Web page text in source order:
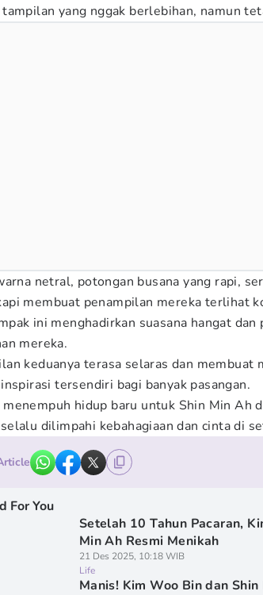
yang nggak berlebihan, namun
netral, potongan busana yang rapi,
membuat penampilan mereka terlihat
ini menghadirkan suasana hangat dan
mereka.
keduanya terasa selaras dan membuat
tersendiri bagi banyak pasangan.
hidup baru untuk Shin Min Ah
dilimpahi kebahagiaan dan cinta di
For You
Setelah 10 Tahun Pacaran,
Min Ah Resmi Menikah
21 Des 2025, 10:18 WIB
Life
Manis! Kim Woo Bin dan